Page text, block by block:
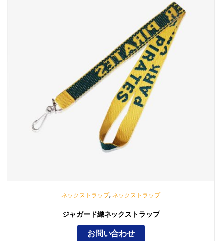
ネックストラップ, ネックストラップ
ジャガード織ネックストラップ
お問い合わせ